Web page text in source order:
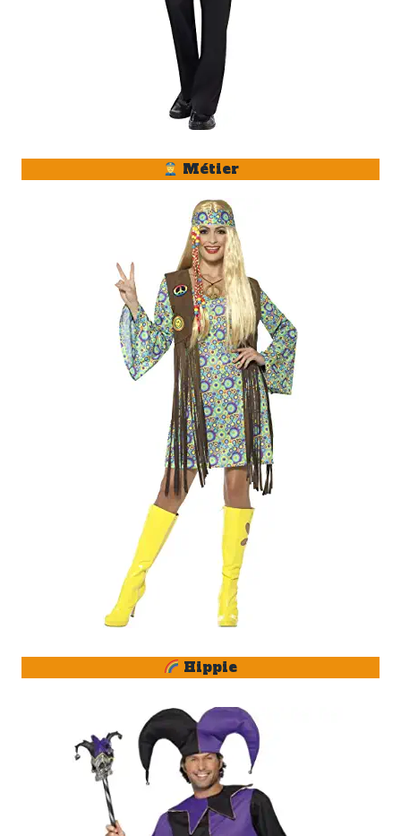
Métier
Hippie